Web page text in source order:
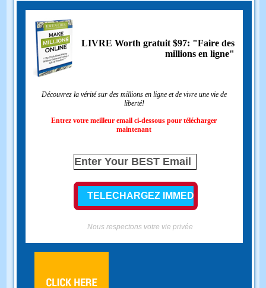
LIVRE Worth gratuit $97: "Faire des
millions en ligne"
Découvrez la vérité sur des millions en ligne et de vivre une vie de
liberté!
Entrez votre meilleur email ci-dessous pour télécharger
maintenant
Nous respectons votre vie privée